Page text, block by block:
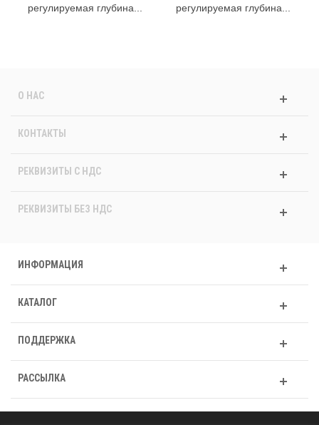
регулируемая глубина...
регулируемая глубина...
О НАС
КОНТАКТЫ
РЕКВИЗИТЫ C НДС
РЕКВИЗИТЫ БЕЗ НДС
ИНФОРМАЦИЯ
КАТАЛОГ
ПОДДЕРЖКА
РАССЫЛКА